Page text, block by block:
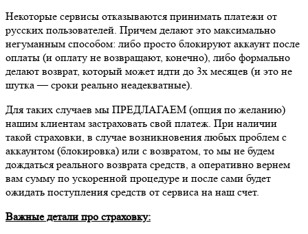
Некоторые сервисы отказываются принимать платежи от
русских пользователей. Причем делают это максимально
негуманным способом: либо просто блокируют аккаунт после
оплаты (и оплату не возвращают, конечно), либо формально
делают возврат, который может идти до 3х месяцев (и это не
шутка — сроки реально неадекватные).
Для таких случаев мы ПРЕДЛАГАЕМ (опция по желанию)
нашим клиентам застраховать свой платеж. При наличии
такой страховки, в случае возникновения любых проблем с
аккаунтом (блокировка) или с возвратом, то мы не будем
дождаться реального возврата средств, а оперативно вернем
вам сумму по ускоренной процедуре и после сами будет
ожидать поступления средств от сервиса на наш счет.
Важные детали про страховку: